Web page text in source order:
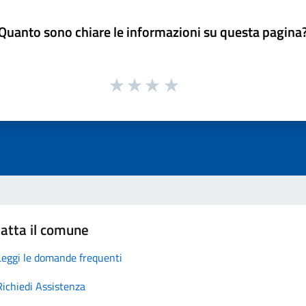
sono chiare le informazioni su questa
il comune
le domande frequenti
Assistenza